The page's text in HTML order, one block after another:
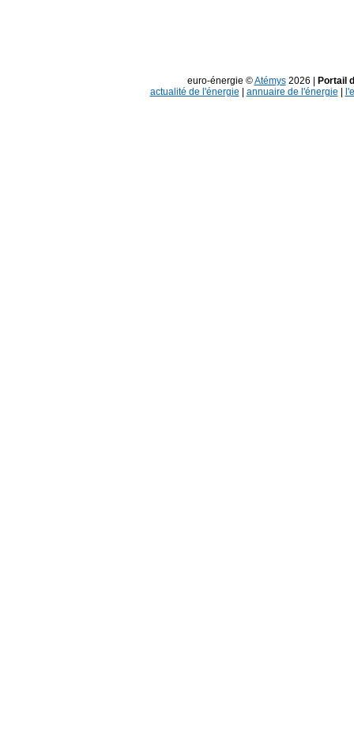
euro-énergie ©Atémys2026 |
Portail
actualité de l'énergie
annuaire de l'énergie